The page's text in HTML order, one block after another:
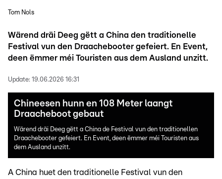
Tom Nols
Wärend dräi Deeg gëtt a China den traditionelle
Festival vun den Draachebooter gefeiert. En Event,
deen ëmmer méi Touristen aus dem Ausland unzitt.
Update: 19.06.2026 16:31
Chineesen hunn en 108 Meter laangt
Draacheboot gebaut
Wärend dräi Deeg gëtt a China de Festival vun den traditionellen
Draachebooter gefeiert. En Event, deen ëmmer méi Touristen aus
dem Ausland unzitt.
A China huet den traditionelle Festival vun den